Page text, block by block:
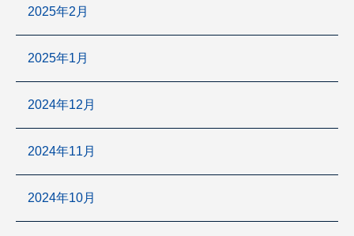
2025年2月
2025年1月
2024年12月
2024年11月
2024年10月